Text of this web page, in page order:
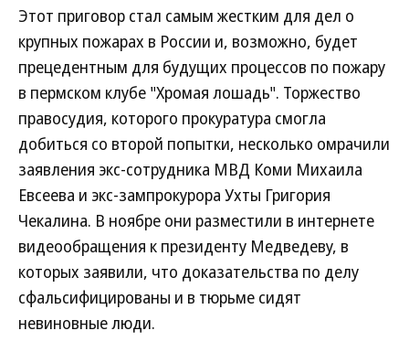
Этот приговор стал самым жестким для дел о
крупных пожарах в России и, возможно, будет
прецедентным для будущих процессов по пожару
в пермском клубе "Хромая лошадь". Торжество
правосудия, которого прокуратура смогла
добиться со второй попытки, несколько омрачили
заявления экс-сотрудника МВД Коми Михаила
Евсеева и экс-зампрокурора Ухты Григория
Чекалина. В ноябре они разместили в интернете
видеообращения к президенту Медведеву, в
которых заявили, что доказательства по делу
сфальсифицированы и в тюрьме сидят
невиновные люди.